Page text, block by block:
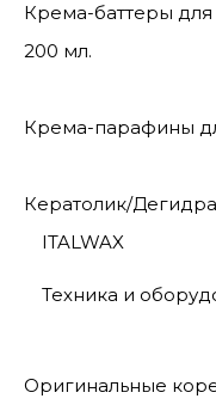
Крема-баттеры для
200 мл.
Крема-парафины
Кератолик/
ITALWAX
Техника и
Оригинальные